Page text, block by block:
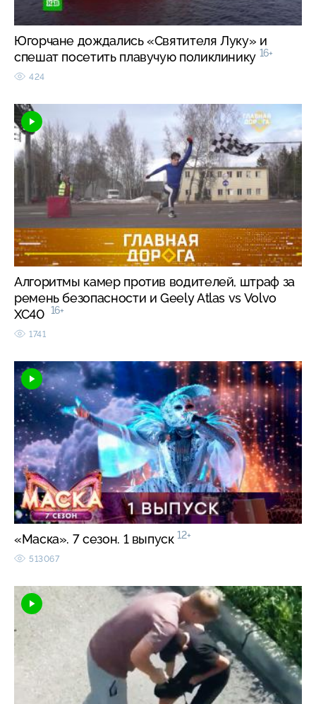
Югорчане дождались «Святителя Луку» и
спешат посетить плавучую поликлинику 16+
424
Алгоритмы камер против водителей, штраф за
ремень безопасности и Geely Atlas vs Volvo
XC40 16+
1741
«Маска». 7 сезон. 1 выпуск 12+
513067